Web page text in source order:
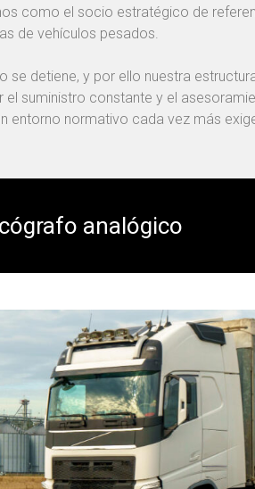
como el socio estratégico de
de vehículos pesados.
se detiene, y por ello nuestra
el suministro constante y el
entorno normativo cada vez más
analógico